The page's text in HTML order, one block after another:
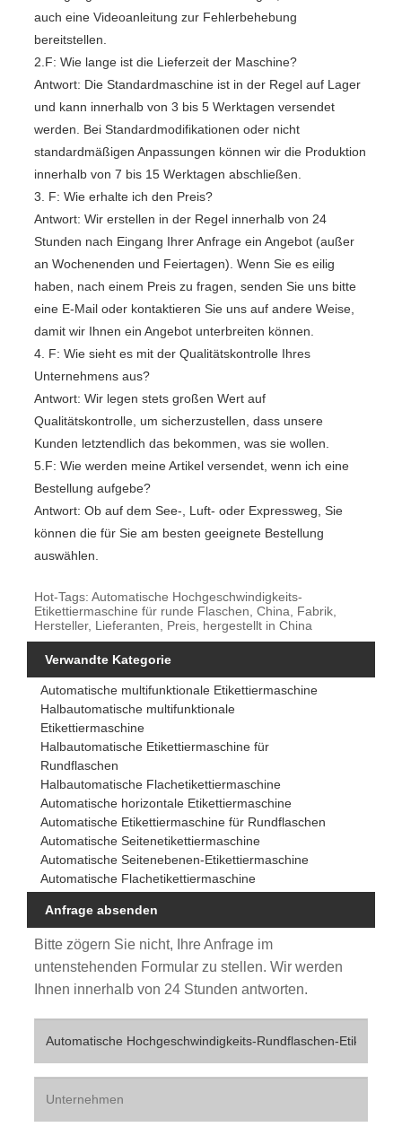
auch eine Videoanleitung zur Fehlerbehebung
bereitstellen.
2.F: Wie lange ist die Lieferzeit der Maschine?
Antwort: Die Standardmaschine ist in der Regel auf Lager
und kann innerhalb von 3 bis 5 Werktagen versendet
werden. Bei Standardmodifikationen oder nicht
standardmäßigen Anpassungen können wir die Produktion
innerhalb von 7 bis 15 Werktagen abschließen.
3. F: Wie erhalte ich den Preis?
Antwort: Wir erstellen in der Regel innerhalb von 24
Stunden nach Eingang Ihrer Anfrage ein Angebot (außer
an Wochenenden und Feiertagen). Wenn Sie es eilig
haben, nach einem Preis zu fragen, senden Sie uns bitte
eine E-Mail oder kontaktieren Sie uns auf andere Weise,
damit wir Ihnen ein Angebot unterbreiten können.
4. F: Wie sieht es mit der Qualitätskontrolle Ihres
Unternehmens aus?
Antwort: Wir legen stets großen Wert auf
Qualitätskontrolle, um sicherzustellen, dass unsere
Kunden letztendlich das bekommen, was sie wollen.
5.F: Wie werden meine Artikel versendet, wenn ich eine
Bestellung aufgebe?
Antwort: Ob auf dem See-, Luft- oder Expressweg, Sie
können die für Sie am besten geeignete Bestellung
auswählen.
Hot-Tags: Automatische Hochgeschwindigkeits-
Etikettiermaschine für runde Flaschen, China, Fabrik,
Hersteller, Lieferanten, Preis, hergestellt in China
Verwandte Kategorie
Automatische multifunktionale Etikettiermaschine
Halbautomatische multifunktionale
Etikettiermaschine
Halbautomatische Etikettiermaschine für
Rundflaschen
Halbautomatische Flachetikettiermaschine
Automatische horizontale Etikettiermaschine
Automatische Etikettiermaschine für Rundflaschen
Automatische Seitenetikettiermaschine
Automatische Seitenebenen-Etikettiermaschine
Automatische Flachetikettiermaschine
Anfrage absenden
Bitte zögern Sie nicht, Ihre Anfrage im
untenstehenden Formular zu stellen. Wir werden
Ihnen innerhalb von 24 Stunden antworten.